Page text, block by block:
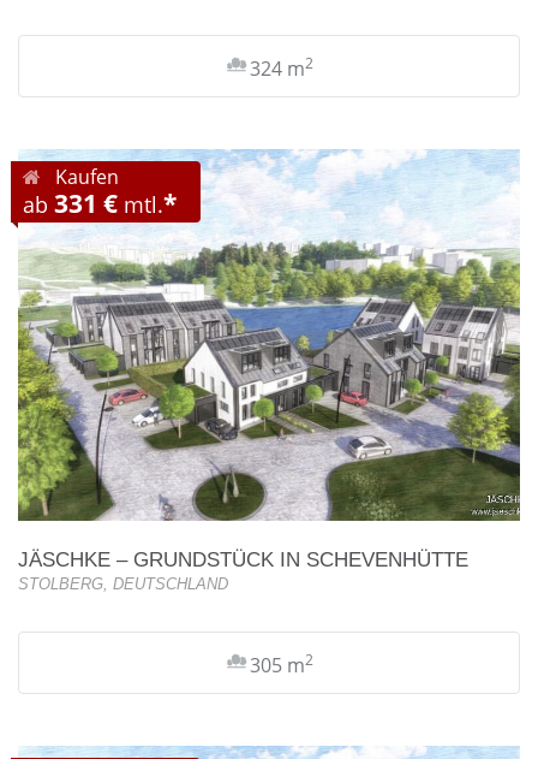
324 m2
Kaufen
ab 331 € mtl.*
JÄSCHKE – GRUNDSTÜCK IN SCHEVENHÜTTE
STOLBERG, DEUTSCHLAND
305 m2